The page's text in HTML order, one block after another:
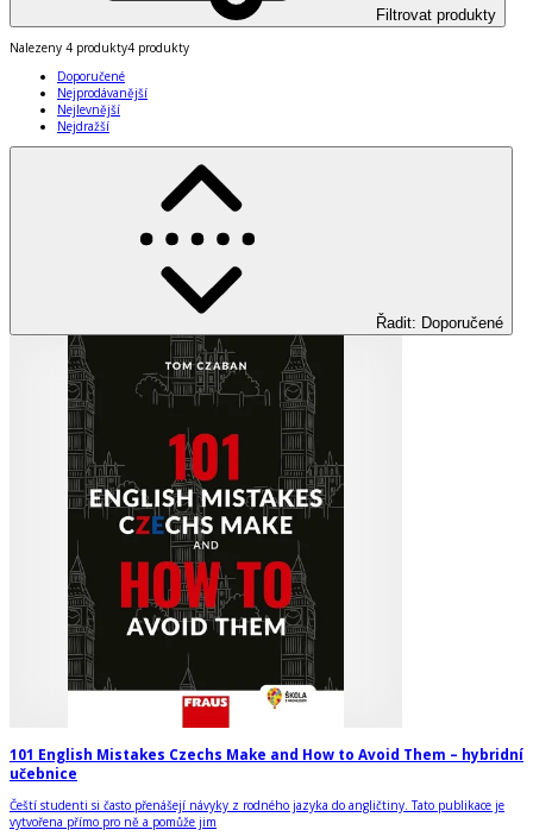
Filtrovat produkty
Nalezeny 4 produkty4 produkty
Doporučené
Nejprodávanější
Nejlevnější
Nejdražší
Řadit: Doporučené
101 English Mistakes Czechs Make and How to Avoid Them – hybridní
učebnice
Čeští studenti si často přenášejí návyky z rodného jazyka do angličtiny. Tato publikace je
vytvořena přímo pro ně a pomůže jim